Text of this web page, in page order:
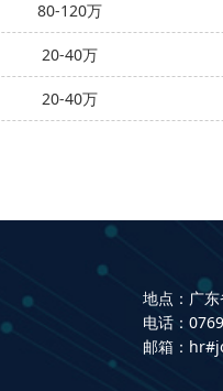
80-120万
20-40万
20-40万
地点：广
电话：
邮箱：